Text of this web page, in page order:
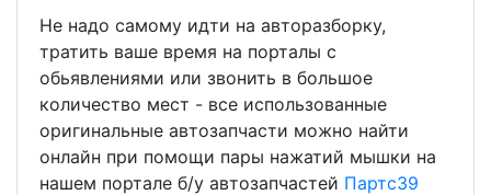
Не надо самому идти на авторазборку,
тратить ваше время на порталы с
обьявлениями или звонить в большое
количество мест - все использованные
оригинальные автозапчасти можно найти
онлайн при помощи пары нажатий мышки на
нашем портале б/у автозапчастей Партс39